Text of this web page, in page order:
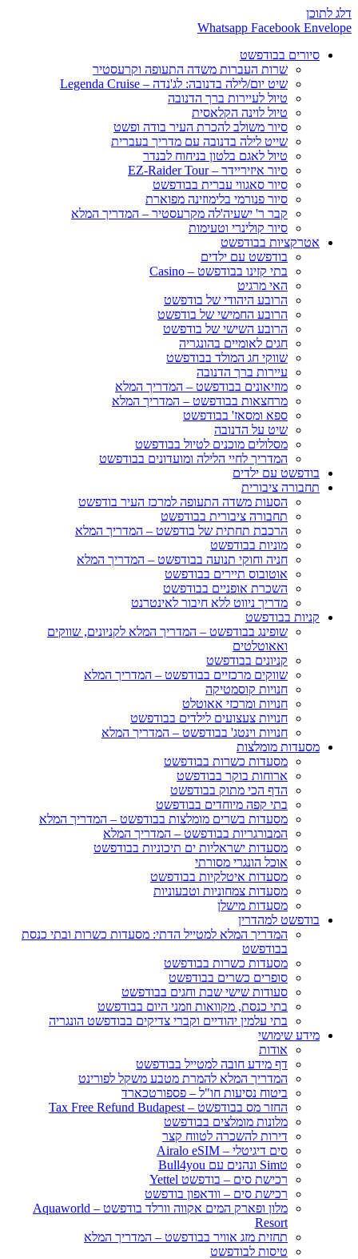
דלג לתוכן
Whatsapp Facebook Envelope
סיורים בבודפשט
שרות העברות משדה התעופה וקרעסטיר
שיט יום/לילה בדנובה: לג'נדה – Legenda Cruise
טיול לעיירות ברך הדנובה
טיול לוינה הקלאסית
סיור משולב להכרת העיר בודה ופשט
שייט לילה בדנובה עם מדריך בעברית
טיול לאגם בלטון בניחוח לבנדר
סיור איזיריידר – EZ-Raider Tour
סיור סאגווי עברית בבודפשט
סיור פנורמי בלימוזינה מפוארת
קבר ר' ישעיה'לה מקרעסטיר – המדריך המלא
סיור קולינרי וטעימות
אטרקציות בבודפשט
בודפשט עם ילדים
בתי קזינו בבודפשט – Casino
האי מרגיט
הרובע היהודי של בודפשט
הרובע החמישי של בודפשט
הרובע השישי של בודפשט
חגים לאומיים בהונגריה
שווקי חג המולד בבודפשט
עיירות ברך הדנובה
מוזיאונים בבודפשט – המדריך המלא
מרחצאות בבודפשט – המדריך המלא
ספא ומסאז' בבודפשט
שיט על הדנובה
מסלולים מוכנים לטיול בבודפשט
המדריך לחיי הלילה ומועדונים בבודפשט
בודפשט עם ילדים
תחבורה ציבורית
הסעות משדה התעופה למרכז העיר בודפשט
תחבורה ציבורית בבודפשט
הרכבת תחתית של בודפשט – המדריך המלא
מוניות בבודפשט
חניה וחוקי תנועה בבודפשט – המדריך המלא
אוטובוס תיירים בבודפשט
השכרת אופניים בבודפשט
מדריך ניווט ללא חיבור לאינטרנט
קניות בבודפשט
שופינג בבודפשט – המדריך המלא לקניונים, שווקים
ואאוטלטים
קניונים בבודפשט
שווקים מרכזיים בבודפשט – המדריך המלא
חנויות קוסמטיקה
חנויות ומרכזי אאוטלט
חנויות צעצועים לילדים בבודפשט
חנויות וינטג' בבודפשט – המדריך המלא
מסעדות מומלצות
מסעדות כשרות בבודפשט
ארוחות בוקר בבודפשט
הדף הכי מתוק בבודפשט
בתי קפה מיוחדים בבודפשט
מסעדות בשרים מומלצות בבודפשט – המדריך המלא
המבורגריות בבודפשט – המדריך המלא
מסעדות ישראליות ים תיכוניות בבודפשט
אוכל הונגרי מסורתי
מסעדות איטלקיות בבודפשט
מסעדות צמחוניות וטבעוניות
מסעדות מישלן
בודפשט למהדרין
המדריך המלא למטייל הדתי: מסעדות כשרות ובתי כנסת
בבודפשט
מסעדות כשרות בבודפשט
סופרים כשרים בבודפשט
סעודות שישי שבת וחגים בבודפשט
בתי כנסת, מקוואות וזמני היום בבודפשט
בתי עלמין יהודיים וקברי צדיקים בבודפשט הונגריה
מידע שימושי
אודות
דף מידע חובה למטייל בבודפשט
המדריך המלא להמרת מטבע משקל לפורינט
ביטוח נסיעות חו"ל – פספורטכארד
החזר מס בבודפשט – Tax Free Refund Budapest
מלונות מומלצים בבודפשט
דירות להשכרה לטווח קצר
סים דיגיטלי – Airalo eSIM
טSim ונהנים עם Bull4you
רכישת סים – בודפשט Yettel
רכישת סים – וודאפון בודפשט
מלון ופארק המים אקווה וורלד בודפשט – Aquaworld
Resort
תחזית מזג אוויר בבודפשט – המדריך המלא
טיסות לבודפשט